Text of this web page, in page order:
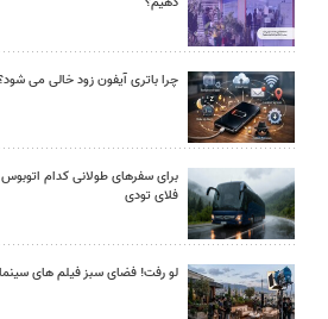
چرا باتری آیفون زود خالی می شود؟ ۹ راهکار
برای سفرهای طولانی کدام اتوبوس
فلای تودی
لو رفت! فضای سبز فیلم های